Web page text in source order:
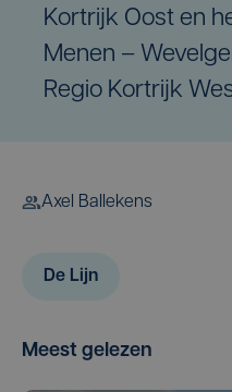
Kortrijk Oost en
Menen –
Regio Kortrijk
Axel Ballekens
De Lijn
Meest gelezen